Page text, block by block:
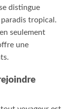
distingue
tropical.
seulement
une